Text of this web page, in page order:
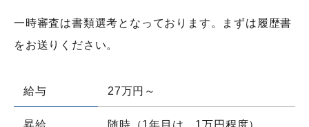
一時審査は書類選考となっております。まずは履歴書
をお送りください。
給与 27万円～